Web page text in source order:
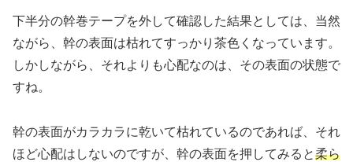
下半分の幹巻テープを外して確認した結果としては、当然
ながら、幹の表面は枯れてすっかり茶色くなっています。
しかしながら、それよりも心配なのは、その表面の状態で
すね。
幹の表面がカラカラに乾いて枯れているのであれば、それ
ほど心配はしないのですが、幹の表面を押してみると柔ら